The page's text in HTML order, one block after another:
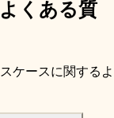
くある質
ケースに関するよ